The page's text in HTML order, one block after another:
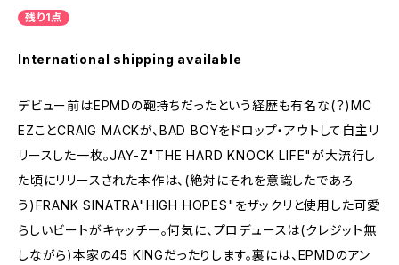
残り1点
International shipping available
デビュー前はEPMDの鞄持ちだったという経歴も有名な(？)MC
EZことCRAIG MACKが、BAD BOYをドロップ・アウトして自主リ
リースした一枚。JAY-Z"THE HARD KNOCK LIFE"が大流行し
た頃にリリースされた本作は、(絶対にそれを意識したであろ
う)FRANK SINATRA"HIGH HOPES"をザックリと使用した可愛
らしいビートがキャッチー。何気に、プロデュースは(クレジット無
しながら)本家の45 KINGだったりします。裏には、EPMDのアン